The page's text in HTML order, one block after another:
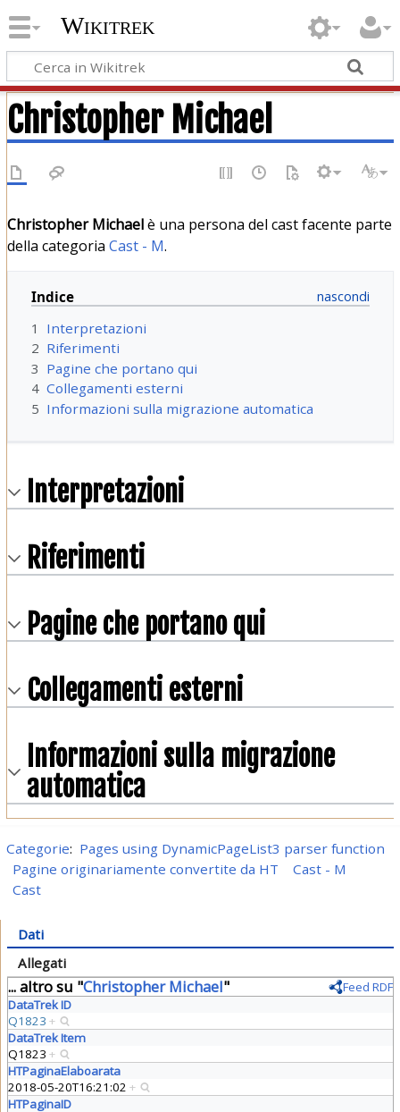
Wikitrek
Christopher Michael
Christopher Michaelè una persona del cast facente parte
della categoria Cast - M.
Indice
1
Interpretazioni
2 Riferimenti
3 Pagine che portano qui
4 Collegamenti esterni
5 Informazioni sulla migrazione automatica
Interpretazioni
Riferimenti
Pagine che portano qui
Collegamenti esterni
Informazioni sulla migrazione
automatica
Categorie: Pages using DynamicPageList3 parser function
Pagine originariamente convertite da HT
Cast - M
Cast
Dati
Allegati
... altro su "Christopher Michael"
Feed RDF
DataTrek ID
Q1823 +
DataTrek Item
Q1823 +
HTPaginaElaboarata
2018-05-20T16:21:02 +
HTPaginaID